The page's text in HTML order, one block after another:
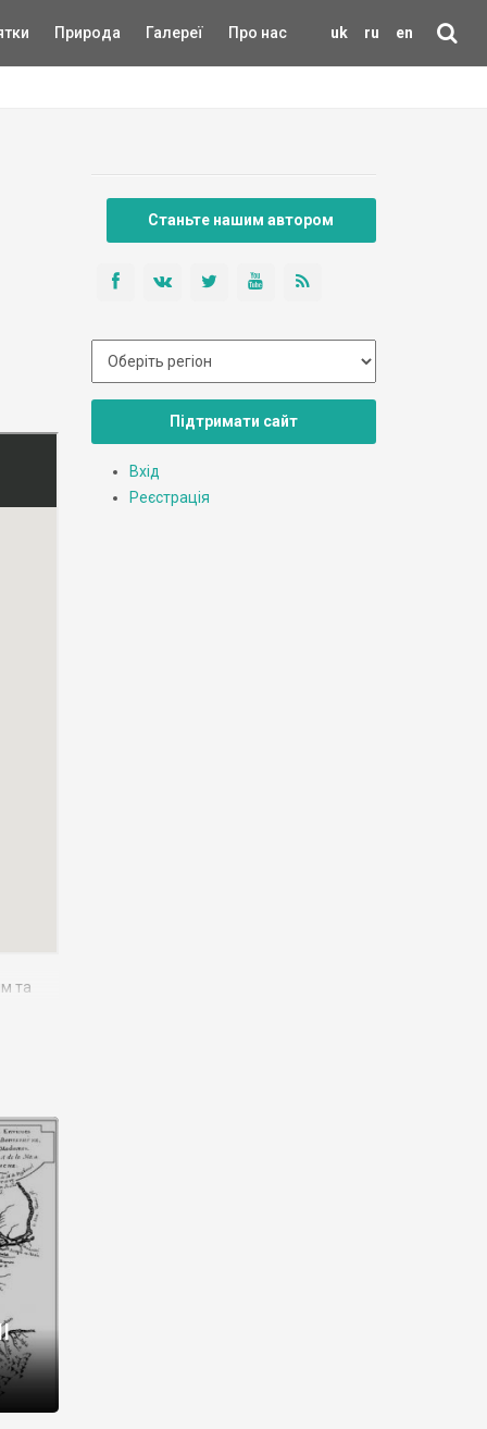
uk ru en
Природа Галереї Про нас
та
Станьте нашим автором
Підтримати сайт
Вхід
Реєстрація